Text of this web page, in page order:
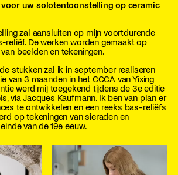
uw solotentoonstelling op ceramic
zal aansluiten op mijn voortdurende
reliëf. De werken worden gemaakt op
beelden en tekeningen.
stukken zal ik in september realiseren
van 3 maanden in het CCCA van Yixing
werd mij toegekend tijdens de 3e editie
via Jacques Kaufmann. Ik ben van plan er
te ontwikkelen en een reeks bas-reliëfs
op tekeningen van sieraden en
van de 19e eeuw.